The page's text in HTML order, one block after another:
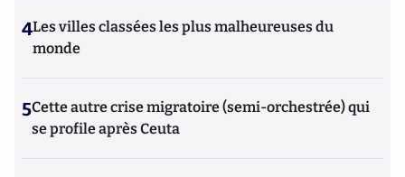
4Les villes classées les plus malheureuses du
monde
5Cette autre crise migratoire (semi-orchestrée) qui
se profile après Ceuta